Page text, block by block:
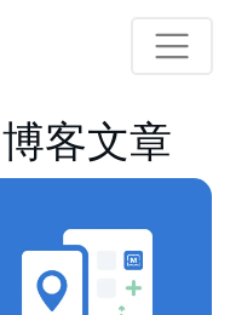
客文章